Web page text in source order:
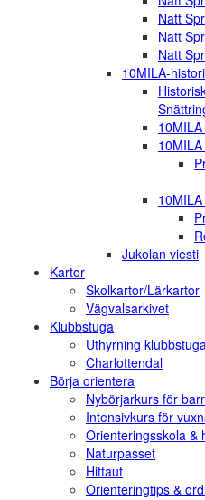
Natt
Natt
Natt
10MILA-
Jukolan viesti
Kartor
Skolkartor/Lärkartor
Vägvalsarkivet
Klubbstuga
Uthyrning
Charlottendal
Börja orientera
Nybörjarkurs för
Intensivkurs för
Orienteringsskola &
Naturpasset
Hittaut
Orienteringtips &